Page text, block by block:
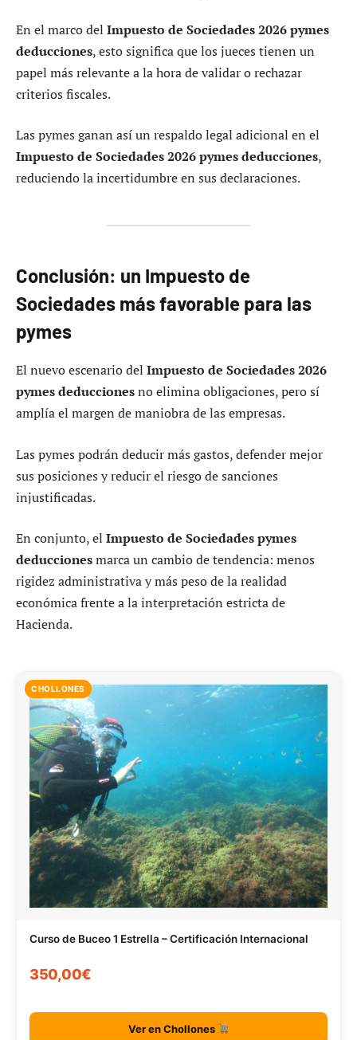
En el marco del Impuesto de Sociedades 2026 pymes
deducciones, esto significa que los jueces tienen un
papel más relevante a la hora de validar o rechazar
criterios fiscales.
Las pymes ganan así un respaldo legal adicional en el
Impuesto de Sociedades 2026 pymes deducciones,
reduciendo la incertidumbre en sus declaraciones.
Conclusión: un Impuesto de
Sociedades más favorable para las
pymes
El nuevo escenario del Impuesto de Sociedades 2026
pymes deduccionesno elimina obligaciones, pero sí
amplía el margen de maniobra de las empresas.
Las pymes podrán deducir más gastos, defender mejor
sus posiciones y reducir el riesgo de sanciones
injustificadas.
En conjunto, el Impuesto de Sociedades pymes
deduccionesmarca un cambio de tendencia: menos
rigidez administrativa y más peso de la realidad
económica frente a la interpretación estricta de
Hacienda.
CHOLLONES
Curso de Buceo 1 Estrella – Certificación Internacional
350,00€
Ver en Chollones